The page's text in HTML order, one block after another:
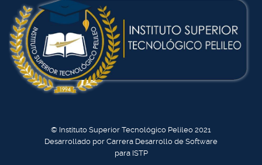
© Instituto Superior Tecnológico Pelileo 2021
Desarrollado por Carrera Desarrollo de Software
para ISTP